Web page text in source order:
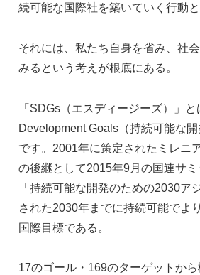
続可能な国際社を築いていく行動と
それには、私たち自身を省み、社
みるという考えが根底にある。
「SDGs（エスディージーズ）」
Development Goals（持続可能な
です。2001年に策定されたミレニ
の後継として2015年9月の国連サ
「持続可能な開発のための2030ア
された2030年までに持続可能でよ
国際目標である。
17のゴール・169のターゲットから